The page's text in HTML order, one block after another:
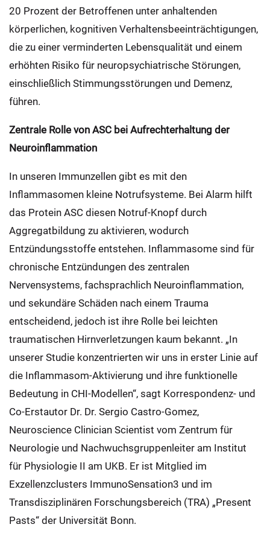
20 Prozent der Betroffenen unter anhaltenden
körperlichen, kognitiven Verhaltensbeeinträchtigungen,
die zu einer verminderten Lebensqualität und einem
erhöhten Risiko für neuropsychiatrische Störungen,
einschließlich Stimmungsstörungen und Demenz,
führen.
Zentrale Rolle von ASC bei Aufrechterhaltung der
Neuroinflammation
In unseren Immunzellen gibt es mit den
Inflammasomen kleine Notrufsysteme. Bei Alarm hilft
das Protein ASC diesen Notruf-Knopf durch
Aggregatbildung zu aktivieren, wodurch
Entzündungsstoffe entstehen. Inflammasome sind für
chronische Entzündungen des zentralen
Nervensystems, fachsprachlich Neuroinflammation,
und sekundäre Schäden nach einem Trauma
entscheidend, jedoch ist ihre Rolle bei leichten
traumatischen Hirnverletzungen kaum bekannt. „In
unserer Studie konzentrierten wir uns in erster Linie auf
die Inflammasom-Aktivierung und ihre funktionelle
Bedeutung in CHI-Modellen“, sagt Korrespondenz- und
Co-Erstautor Dr. Dr. Sergio Castro-Gomez,
Neuroscience Clinician Scientist vom Zentrum für
Neurologie und Nachwuchsgruppenleiter am Institut
für Physiologie II am UKB. Er ist Mitglied im
Exzellenzclusters ImmunoSensation3 und im
Transdisziplinären Forschungsbereich (TRA) „Present
Pasts“ der Universität Bonn.